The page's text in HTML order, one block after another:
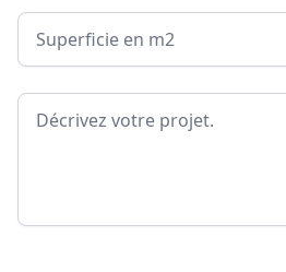
Surface
Message